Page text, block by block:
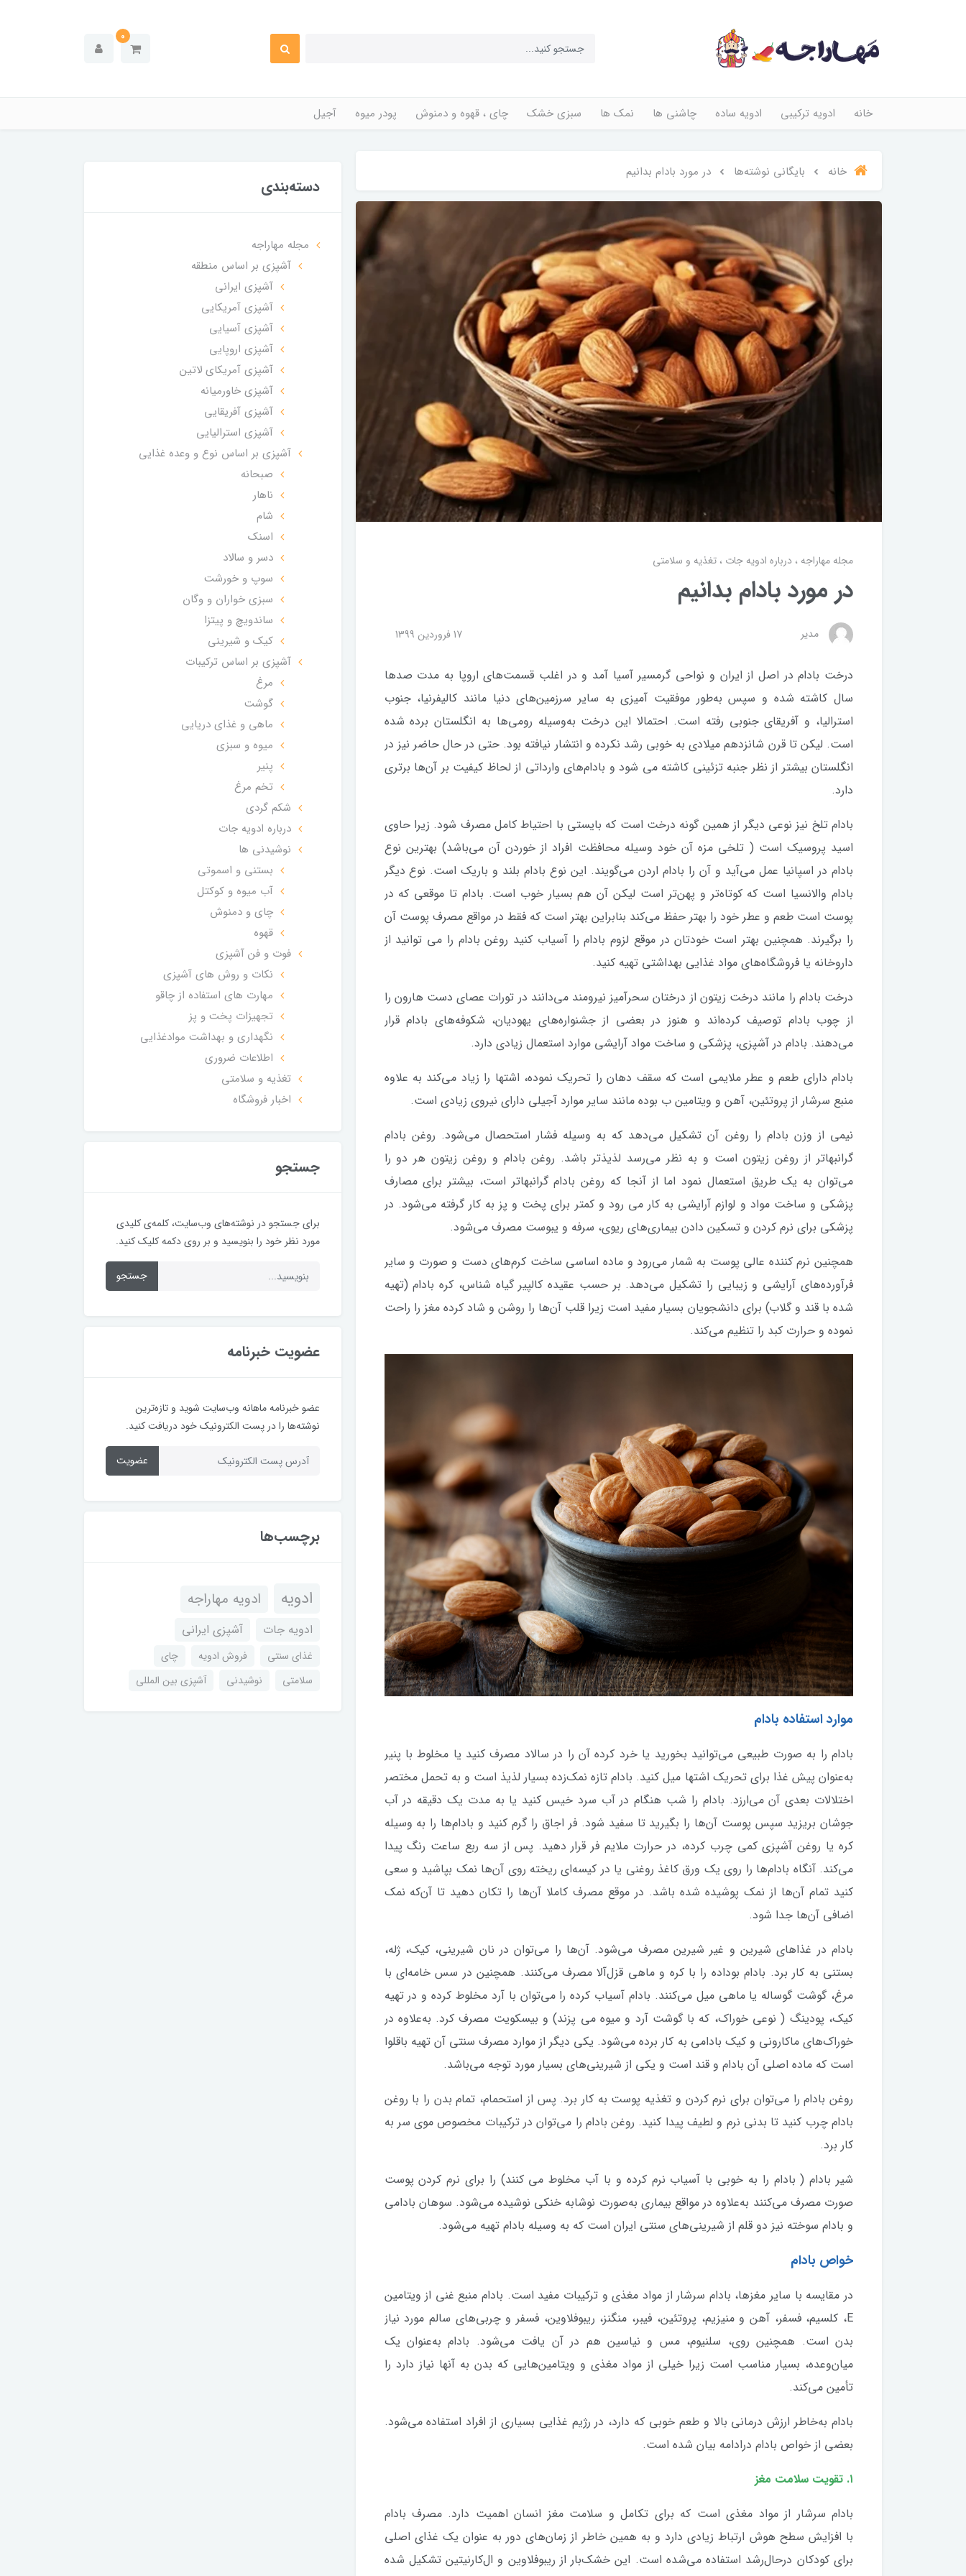
0
خانه ادویه ترکیبی ادویه ساده چاشنی ها نمک ها سبزی خشک چای ، قهوه و دمنوش پودر میوه آجیل
خانه بایگانی نوشته‌ها در مورد بادام بدانیم
مجله مهاراجه درباره ادویه جات تغذیه و سلامتی
در مورد بادام بدانیم
مدیر 17 فروردین 1399
درخت بادام در اصل از ایران و نواحی گرمسیر آسیا آمد و در اغلب قسمت‌های اروپا به مدت صدها
سال کاشته شده و سپس به‌طور موفقیت آمیزی به سایر سرزمین‌های دنیا مانند کالیفرنیا، جنوب
استرالیا، و آفریقای جنوبی رفته است. احتمالا این درخت به‌وسیله رومی‌ها به انگلستان برده شده
است. لیکن تا قرن شانزدهم میلادی به خوبی رشد نکرده و انتشار نیافته بود. حتی در حال حاضر نیز در
انگلستان بیشتر از نظر جنبه تزئینی کاشته می شود و بادام‌های وارداتی از لحاظ کیفیت بر آن‌ها برتری
دارد.
بادام تلخ نیز نوعی دیگر از همین گونه درخت است که بایستی با احتیاط کامل مصرف شود. زیرا حاوی
اسید پروسیک است ( تلخی مزه آن خود وسیله محافظت افراد از خوردن آن می‌باشد) بهترین نوع
بادام در اسپانیا عمل می‌آید و آن را بادام اردن می‌گویند. این نوع بادام بلند و باریک است. نوع دیگر
بادام والانسیا است که کوتاه‌تر و پهن‌تر است لیکن آن هم بسیار خوب است. بادام تا موقعی که در
پوست است طعم و عطر خود را بهتر حفظ می‌کند بنابراین بهتر است که فقط در مواقع مصرف پوست آن
را بر‌گیرند. همچنین بهتر است خودتان در موقع لزوم بادام را آسیاب کنید روغن بادام را می توانید از
داروخانه یا فروشگاه‌های مواد غذایی بهداشتی تهیه کنید.
درخت بادام را مانند درخت زیتون از درختان سحرآمیز نیرومند می‌دانند در تورات عصای دست هارون را
از چوب بادام توصیف کرده‌اند و هنوز در بعضی از جشنواره‌های یهودیان، شکوفه‌های بادام قرار
می‌دهند. بادام در آشپزی، پزشکی و ساخت مواد آرایشی موارد استعمال زیادی دارد.
بادام دارای طعم و عطر ملایمی است که سقف دهان را تحریک نموده، اشتها را زیاد می‌کند به علاوه
منبع سرشار از پروتئین، آهن و ویتامین ب بوده مانند سایر موارد آجیلی دارای نیروی زیادی است.
نیمی از وزن بادام را روغن آن تشکیل می‌دهد که به وسیله فشار استحصال می‌شود. روغن بادام
گرانبها‌تر از روغن زیتون است و به نظر می‌رسد لذیذتر باشد. روغن بادام و روغن زیتون هر دو را
می‌توان به یک طریق استعمال نمود اما از آنجا که روغن بادام گرانبهاتر است، بیشتر برای مصارف
پزشکی و ساخت مواد و لوازم آرایشی به کار می رود و کمتر برای پخت و پز به کار گرفته می‌شود. در
پزشکی برای نرم کردن و تسکین دادن بیماری‌های ریوی، سرفه و یبوست مصرف می‌شود.
همچنین نرم کننده عالی پوست به شمار می‌رود و ماده اساسی ساخت کرم‌های دست و صورت و سایر
فرآورده‌های آرایشی و زیبایی را تشکیل می‌دهد. بر حسب عقیده کالپیر گیاه شناس، کره بادام (تهیه
شده با قند و گلاب) برای دانشجویان بسیار مفید است زیرا قلب آن‌ها را روشن و شاد کرده مغز را راحت
نموده و حرارت کبد را تنظیم می‌کند.
موارد استفاده بادام
بادام را به صورت طبیعی می‌توانید بخورید یا خرد کرده آن را در سالاد مصرف کنید یا مخلوط با پنیر
به‌عنوان پیش غذا برای تحریک اشتها میل کنید. بادام تازه نمک‌زده بسیار لذیذ است و به تحمل مختصر
اختلالات بعدی آن می‌ارزد. بادام را شب هنگام در آب سرد خیس کنید یا به مدت یک دقیقه در آب
جوشان بریزید سپس پوست آن‌ها را بگیرید تا سفید شود. فر اجاق را گرم کنید و بادام‌ها را به وسیله
کره یا روغن آشپزی کمی چرب کرده، در حرارت ملایم فر قرار دهید. پس از سه ربع ساعت رنگ پیدا
می‌کند. آنگاه بادام‌ها را روی یک ورق کاغذ روغنی یا در کیسه‌ای ریخته روی آن‌ها نمک بپاشید و سعی
کنید تمام آن‌ها از نمک پوشیده شده باشد. در موقع مصرف کاملا آن‌ها را تکان دهید تا آن‌که نمک
اضافی آن‌ها جدا شود.
بادام در غذاهای شیرین و غیر شیرین مصرف می‌شود. آن‌ها را می‌توان در نان شیرینی، کیک، ژله،
بستنی به کار برد. بادام بوداده را با کره و ماهی قزل‌آلا مصرف می‌کنند. همچنین در سس خامه‌ای با
مرغ، گوشت گوساله یا ماهی میل می‌کنند. بادام آسیاب کرده را می‌توان با آرد مخلوط کرده و در تهیه
کیک، پودینگ ( نوعی خوراک، که با گوشت آرد و میوه می پزند) و بیسکویت مصرف کرد. به‌علاوه در
خوراک‌های ماکارونی و کیک بادامی به کار برده می‌شود. یکی دیگر از موارد مصرف سنتی آن تهیه باقلوا
است که ماده اصلی آن بادام و قند است و یکی از شیرینی‌های بسیار مورد توجه می‌باشد.
روغن بادام را می‌توان برای نرم کردن و تغذیه پوست به کار برد. پس از استحمام، تمام بدن را با روغن
بادام چرب کنید تا بدنی نرم و لطیف پیدا کنید. روغن بادام را می‌توان در ترکیبات مخصوص موی سر به
کار برد.
شیر بادام ( بادام را به خوبی با آسیاب نرم کرده و با آب مخلوط می کنند) را برای نرم کردن پوست
صورت مصرف می‌کنند به‌علاوه در مواقع بیماری به‌صورت نوشابه خنکی نوشیده می‌شود. سوهان بادامی
و بادام سوخته نیز دو قلم از شیرینی‌های سنتی ایران است که به وسیله بادام تهیه می‌شود.
خواص بادام
در مقایسه با سایر مغزها، بادام سرشار از مواد مغذی و ترکیبات مفید است. بادام منبع غنی از ویتامین
E، کلسیم، فسفر، آهن و منیزیم، پروتئین، فیبر، منگنز، ریبوفلاوین، فسفر و چربی‌های سالم مورد نیاز
بدن است. همچنین روی، سلنیوم، مس و نیاسین هم در آن یافت می‌شود. بادام به‌عنوان یک
میان‌وعده، بسیار مناسب است زیرا خیلی از مواد مغذی و ویتامین‌هایی که بدن به آنها نیاز دارد را
تأمین می‌کند.
بادام به‌خاطر ارزش درمانی بالا و طعم خوبی که دارد، در رژیم غذایی بسیاری از افراد استفاده می‌شود.
بعضی از خواص بادام درادامه بیان شده است.
۱. تقویت سلامت مغز
بادام سرشار از مواد مغذی است که برای تکامل و سلامت مغز انسان اهمیت دارد. مصرف بادام
با افزایش سطح هوش ارتباط زیادی دارد و به همین خاطر از زمان‌های دور به ‌عنوان یک غذای اصلی
برای کودکان در‌حال‌رشد استفاده می‌شده است. این خشک‌بار از ریبوفلاوین و ال‌کارنیتین تشکیل شده
دسته‌بندی
مجله مهاراجه
آشپزی بر اساس منطقه
آشپزی ایرانی
آشپزی آمریکایی
آشپزی آسیایی
آشپزی اروپایی
آشپزی آمریکای لاتین
آشپزی خاورمیانه
آشپزی آفریقایی
آشپزی استرالیایی
آشپزی بر اساس نوع و وعده غذایی
صبحانه
ناهار
شام
اسنک
دسر و سالاد
سوپ و خورشت
سبزی خواران و وگان
ساندویچ و پیتزا
کیک و شیرینی
آشپزی بر اساس ترکیبات
مرغ
گوشت
ماهی و غذای دریایی
میوه و سبزی
پنیر
تخم مرغ
شکم گردی
درباره ادویه جات
نوشیدنی ها
بستنی و اسموتی
آب میوه و کوکتل
چای و دمنوش
قهوه
فوت و فن آشپزی
نکات و روش های آشپزی
مهارت های استفاده از چاقو
تجهیزات پخت و پز
نگهداری و بهداشت موادغذایی
اطلاعات ضروری
تغذیه و سلامتی
اخبار فروشگاه
جستجو
برای جستجو در نوشته‌های وب‌سایت، کلمه‌ی کلیدی
مورد نظر خود را بنویسید و بر روی دکمه کلیک کنید.
جستجو
عضویت خبرنامه
عضو خبرنامه ماهانه وب‌سایت شوید و تازه‌ترین
نوشته‌ها را در پست الکترونیک خود دریافت کنید.
عضویت
برچسب‌ها
ادویه ادویه مهاراجه
ادویه جات آشپزی ایرانی
غذای سنتی فروش ادویه
چای
سلامتی
نوشیدنی آشپزی بین المللی